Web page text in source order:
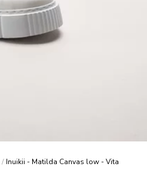
/ Inuikii - Matilda Canvas low - Vita